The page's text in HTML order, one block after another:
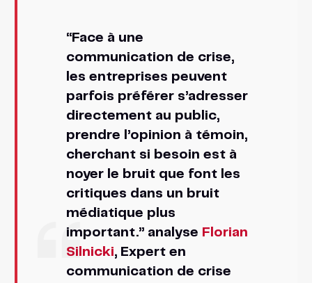
“Face à une
communication de crise,
les entreprises peuvent
parfois préférer s’adresser
directement au public,
prendre l’opinion à témoin,
cherchant si besoin est à
noyer le bruit que font les
critiques dans un bruit
médiatique plus
important.” analyse Florian
Silnicki, Expert en
communication de crise